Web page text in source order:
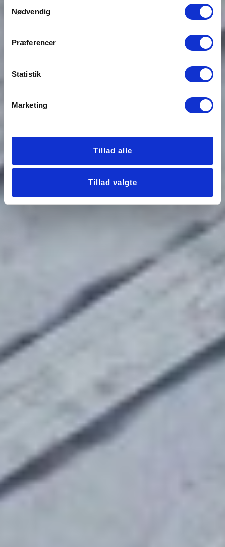
Nødvendig
Præferencer
Statistik
Marketing
Tillad alle
Tillad valgte